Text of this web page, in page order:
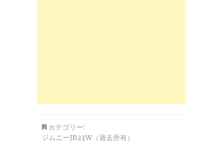
カテゴリー:
ジムニーJB23W（過去所有）